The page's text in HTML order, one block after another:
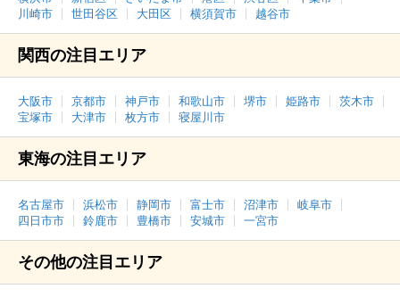
川崎市
世田谷区 大田区 横須賀市 越谷市
関西の注目エリア
大阪市 京都市 神戸市 和歌山市 堺市 姫路市
茨木市
宝塚市
大津市 枚方市 寝屋川市
東海の注目エリア
名古屋市 浜松市 静岡市 富士市 沼津市
岐阜市
四日市市
鈴鹿市 豊橋市 安城市 一宮市
その他の注目エリア